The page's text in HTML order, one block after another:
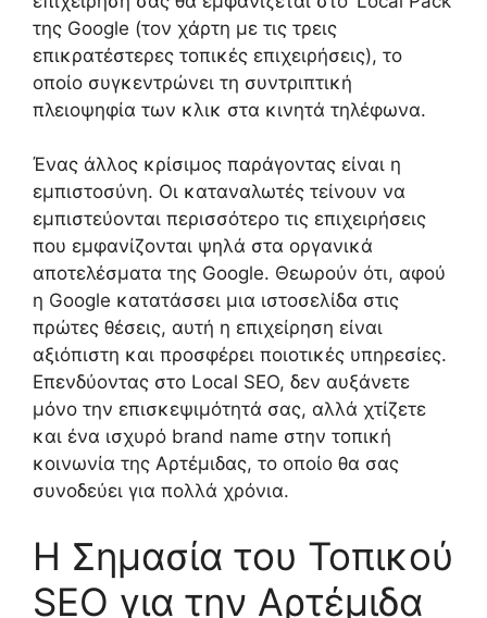
της Google (τον χάρτη με τις τρεις
επικρατέστερες τοπικές επιχειρήσεις), το
οποίο συγκεντρώνει τη συντριπτική
πλειοψηφία των κλικ στα κινητά τηλέφωνα.
Ένας άλλος κρίσιμος παράγοντας είναι η
εμπιστοσύνη. Οι καταναλωτές τείνουν να
εμπιστεύονται περισσότερο τις επιχειρήσεις
που εμφανίζονται ψηλά στα οργανικά
αποτελέσματα της Google. Θεωρούν ότι, αφού
η Google κατατάσσει μια ιστοσελίδα στις
πρώτες θέσεις, αυτή η επιχείρηση είναι
αξιόπιστη και προσφέρει ποιοτικές υπηρεσίες.
Επενδύοντας στο Local SEO, δεν αυξάνετε
μόνο την επισκεψιμότητά σας, αλλά χτίζετε
και ένα ισχυρό brand name στην τοπική
κοινωνία της Αρτέμιδας, το οποίο θα σας
συνοδεύει για πολλά χρόνια.
Η Σημασία του Τοπικού
SEO για την Αρτέμιδα